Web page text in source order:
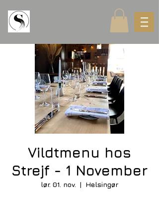
Vildtmenu hos
Strejf - 1 November
lør. 01. nov.
  |
Helsingør